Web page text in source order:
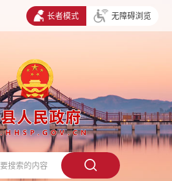
长者模式 无障碍浏览